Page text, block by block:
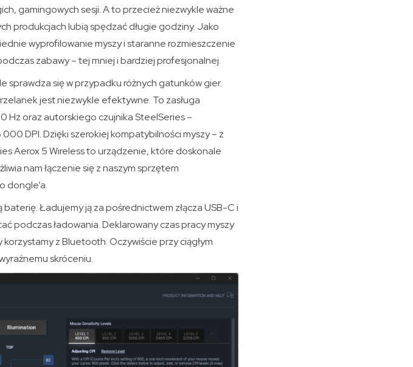
gamingowych sesji. A to przecież niezwykle ważne
produkcjach lubią spędzać długie godziny. Jako
wyprofilowanie myszy i staranne rozmieszczenie
zabawy – tej mniej i bardziej profesjonalnej.
sprawdza się w przypadku różnych gatunków gier.
jest niezwykle efektywne. To zasługa
Hz oraz autorskiego czujnika SteelSeries –
DPI. Dzięki szerokiej kompatybilności myszy – z
Aerox 5 Wireless to urządzenie, które doskonale
nam łączenie się z naszym sprzętem
dongle’a.
Ładujemy ją za pośrednictwem złącza USB-C i
podczas ładowania. Deklarowany czas pracy myszy
z Bluetooth. Oczywiście przy ciągłym
skróceniu.